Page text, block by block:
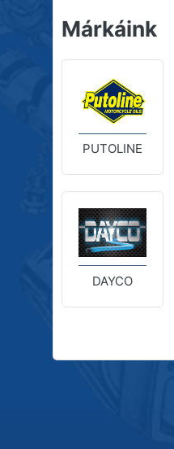
Márkáink
PUTOLINE
DAYCO